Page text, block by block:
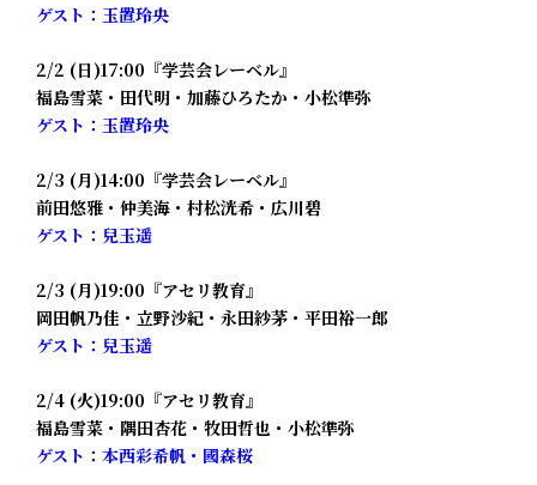
ゲスト：玉置玲央
2/2 (日)17:00『学芸会レーベル』
福島雪菜・田代明・加藤ひろたか・小松準弥
ゲスト：玉置玲央
2/3 (月)14:00『学芸会レーベル』
前田悠雅・仲美海・村松洸希・広川碧
ゲスト：兒玉遥
2/3 (月)19:00『アセリ教育』
岡田帆乃佳・立野沙紀・永田紗茅・平田裕一郎
ゲスト：兒玉遥
2/4 (火)19:00『アセリ教育』
福島雪菜・隅田杏花・牧田哲也・小松準弥
ゲスト：本西彩希帆・國森桜